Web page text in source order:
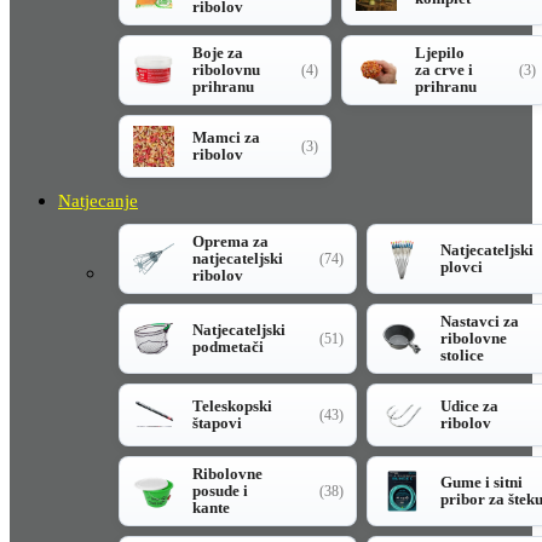
ribolov
Boje za
ribolovnu
prihranu
(4)
Ljepilo
za crve i
prihranu
(3)
Mamci za
ribolov
(3)
Natjecanje
Oprema za
natjecateljski
ribolov
(74)
Natjecateljski
plovci
Natjecateljski
podmetači
(51)
Nastavci za
ribolovne
stolice
Teleskopski
štapovi
(43)
Udice za
ribolov
Ribolovne
posude i
kante
(38)
Gume i sitni
pribor za šteku